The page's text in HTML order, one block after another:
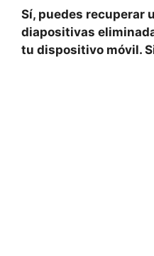
Sí, puedes recuperar
diapositivas⁤
tu ‍dispositivo móvil.